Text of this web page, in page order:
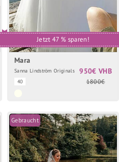
Jetzt 47 % sparen!
Mara
Sanna Lindström Originals
40
950€ VHB
1800€
Gebraucht